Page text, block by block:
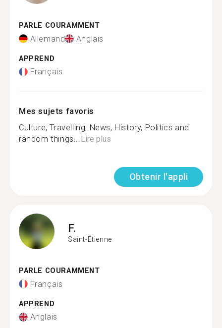
PARLE COURAMMENT
Allemand Anglais
APPREND
Français
Mes sujets favoris
Culture, Travelling, News, History, Politics and
random things...Lire plus
Obtenir l'appli
F.
Saint-Étienne
PARLE COURAMMENT
Français
APPREND
Anglais